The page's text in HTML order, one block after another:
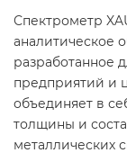
Спектрометр
аналитическое
разработанное
предприятий и
объединяет в
толщины и
металлических